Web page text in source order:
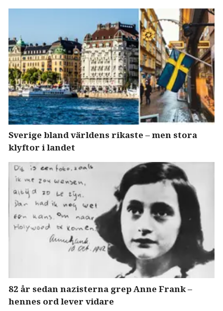
Sverige bland världens rikaste – men stora
klyftor i landet
82 år sedan nazisterna grep Anne Frank –
hennes ord lever vidare